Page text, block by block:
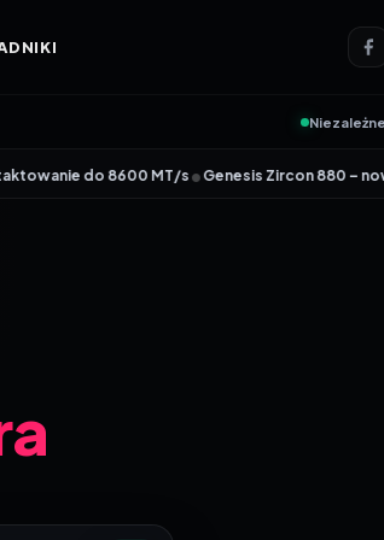
do 8600 MT/s•Genesis Zircon 880 – nowy